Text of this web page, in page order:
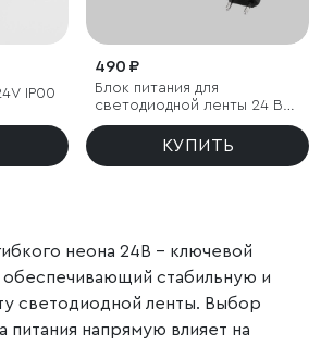
IP00
490 ₽
Блок питания для
светодиодной ленты 24 В
72W
КУПИТЬ
неона 24В – ключевой
стабильную и
светодиодной ленты. Выбор
питания напрямую влияет на